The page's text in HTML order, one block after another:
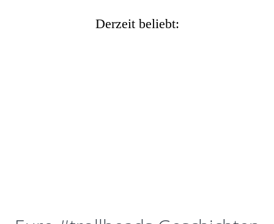
Derzeit beliebt: